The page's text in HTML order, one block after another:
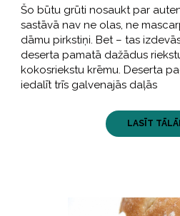
Šo būtu grūti nosaukt par
sastāvā nav ne olas, ne
dāmu pirkstiņi. Bet – tas
deserta pamatā dažādus
kokosriekstu krēmu. Deserta
iedalīt trīs galvenajās daļās
LASĪT